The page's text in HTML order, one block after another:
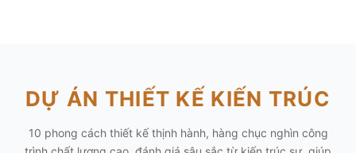
DỰ ÁN THIẾT KẾ KIẾN TRÚC
10 phong cách thiết kế thịnh hành, hàng chục nghìn công